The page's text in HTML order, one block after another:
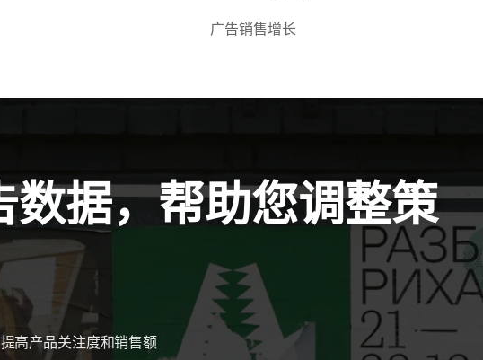
广告销售增长
据，帮助您调整策
高产品关注度和销售额